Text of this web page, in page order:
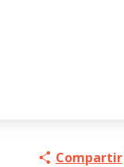
Compartir